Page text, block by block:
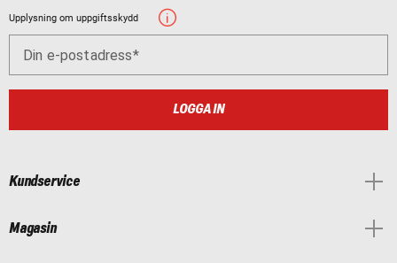
Upplysning om uppgiftsskydd
Din e-postadress
LOGGA IN
Kundservice
Magasin